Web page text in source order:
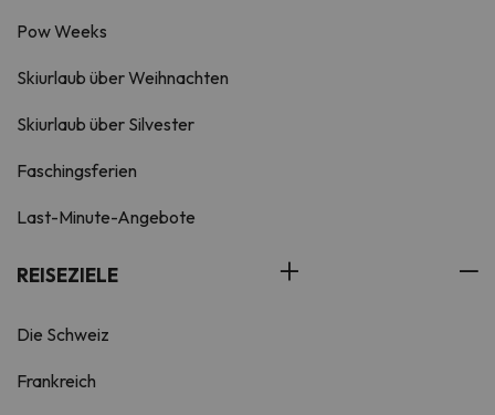
Pow Weeks
Skiurlaub über Weihnachten
Skiurlaub über Silvester
Faschingsferien
Last-Minute-Angebote
REISEZIELE
Die Schweiz
Frankreich